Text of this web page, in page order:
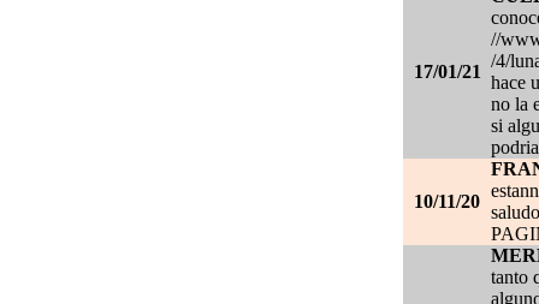
17/01/21
//
/4/
hace
no la
si
10/11/20
tanto